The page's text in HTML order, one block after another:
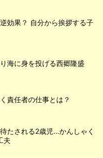
効果？ 自分から挨拶する子
海に身を投げる西郷隆盛
責任者の仕事とは？
たされる2歳児...かんしゃく
夫